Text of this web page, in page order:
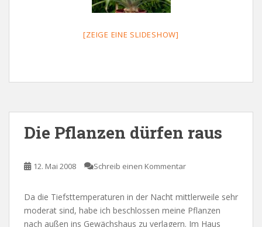
[ZEIGE EINE SLIDESHOW]
Die Pflanzen dürfen raus
12. Mai 2008 Schreib einen Kommentar
Da die Tiefsttemperaturen in der Nacht mittlerweile sehr
moderat sind, habe ich beschlossen meine Pflanzen
nach außen ins Gewächshaus zu verlagern. Im Haus